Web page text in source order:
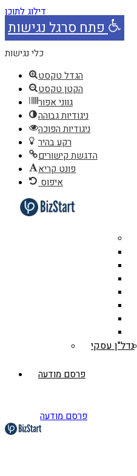
דילוג לתוכן
פתח סרגל נגישות
כלי נגישות
הגדל טקסט
הקטן טקסט
גווני אפור
ניגודיות גבוהה
ניגודיות הפוכה
רקע בהיר
הדגשת קישורים
פונט קריא
איפוס
נדל"ן עסקי
פרסם מודעה
פרסם מודעה